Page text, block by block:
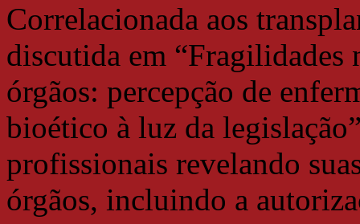
Correlacionada aos
discutida em “Fragilidades
órgãos: percepção de
bioético à luz da
profissionais revelando
órgãos, incluindo a